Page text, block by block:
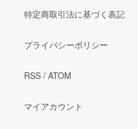
特定商取引法に基づく表記
プライバシーポリシー
RSS / ATOM
マイアカウント